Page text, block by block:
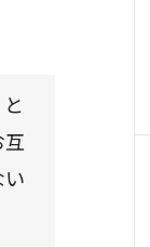
互
い